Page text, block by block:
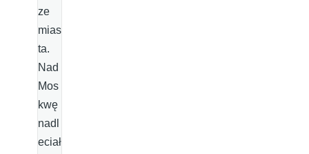
ze
mias
ta.
Nad
Mos
kwę
nadl
eciał